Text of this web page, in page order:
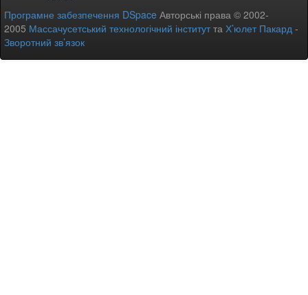
Програмне забезпечення DSpace Авторські права © 2002-
2005 Массачусетський технологічний інститутта Х’юлет Пакард -
Зворотний зв’язок